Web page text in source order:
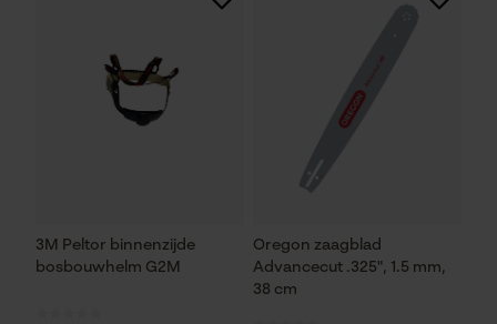
3M Peltor binnenzijde
bosbouwhelm G2M
Oregon zaagblad
Advancecut .325", 1.5 mm,
38 cm